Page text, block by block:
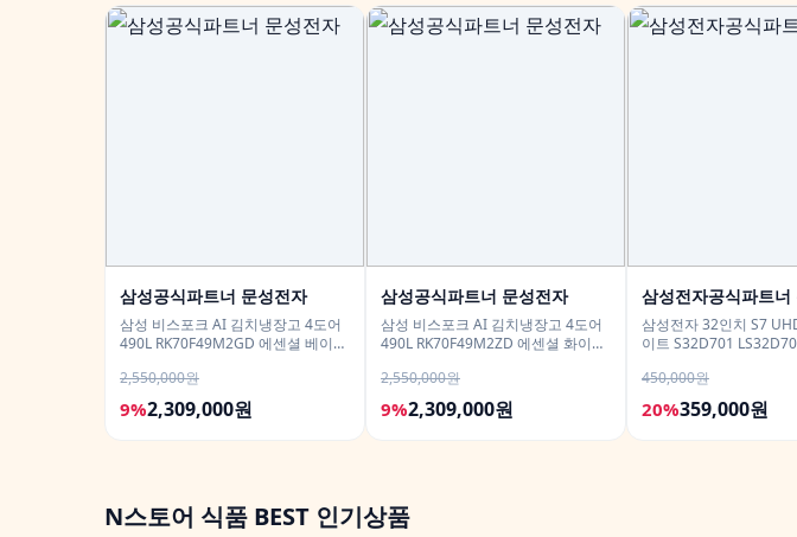
삼성공식파트너 문성전자
삼성 비스포크 AI 김치냉장고 4도어
490L RK70F49M2GD 에센셜 베이지
2,550,000원
9%2,309,000원
삼성공식파트너 문성전자
삼성 비스포크 AI 김치냉장고 4도어
490L RK70F49M2ZD 에센셜 화이트
2,550,000원
9%2,309,000원
삼성전자공식파트너
삼성전자 32인치 S7
이트 S32D701
450,000원
20%359,000원
N스토어 식품 BEST 인기상품